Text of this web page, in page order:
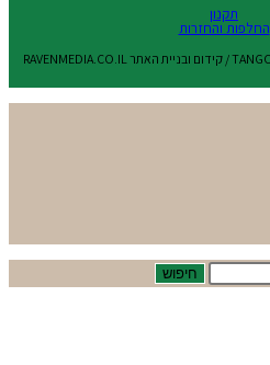
תקנון
החלפות והחזרות
חיפוש